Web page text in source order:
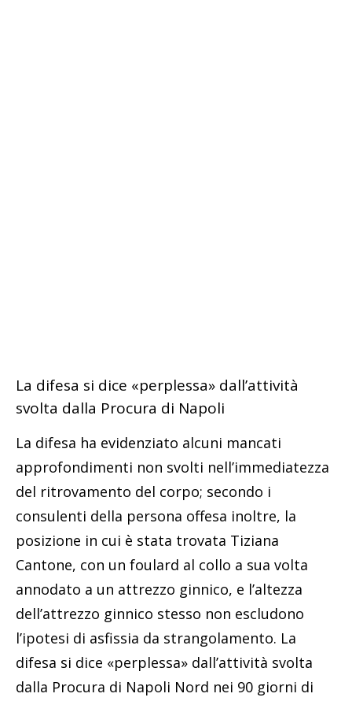
La difesa si dice «perplessa» dall’attività
svolta dalla Procura di Napoli
La difesa ha evidenziato alcuni mancati
approfondimenti non svolti nell’immediatezza
del ritrovamento del corpo; secondo i
consulenti della persona offesa inoltre, la
posizione in cui è stata trovata Tiziana
Cantone, con un foulard al collo a sua volta
annodato a un attrezzo ginnico, e l’altezza
dell’attrezzo ginnico stesso non escludono
l’ipotesi di asfissia da strangolamento. La
difesa si dice «perplessa» dall’attività svolta
dalla Procura di Napoli Nord nei 90 giorni di